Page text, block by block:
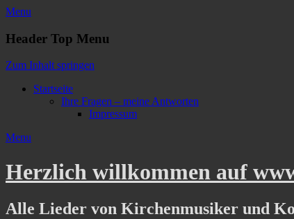
Menu
Header Top Menu
Zum Inhalt springen
Startseite
Ihre Fragen – meine Antworten
Impressum
Menu
Herzlich willkommen auf
Alle Lieder von Kirchenmusiker und